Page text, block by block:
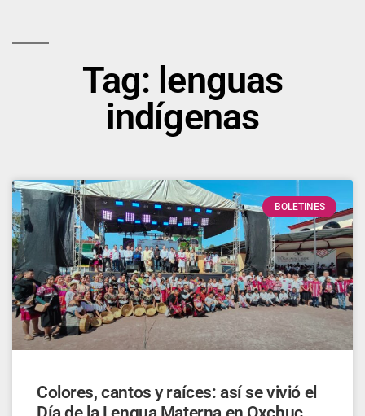
Tag: lenguas
indígenas
BOLETINES
Colores, cantos y raíces: así se vivió el